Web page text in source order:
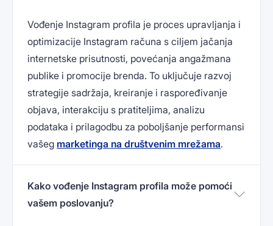
Vođenje Instagram profila je proces upravljanja i
optimizacije Instagram računa s ciljem jačanja
internetske prisutnosti, povećanja angažmana
publike i promocije brenda. To uključuje razvoj
strategije sadržaja, kreiranje i raspoređivanje
objava, interakciju s pratiteljima, analizu
podataka i prilagodbu za poboljšanje performansi
vašeg marketinga na društvenim mrežama.
Kako vođenje Instagram profila može pomoći
vašem poslovanju?